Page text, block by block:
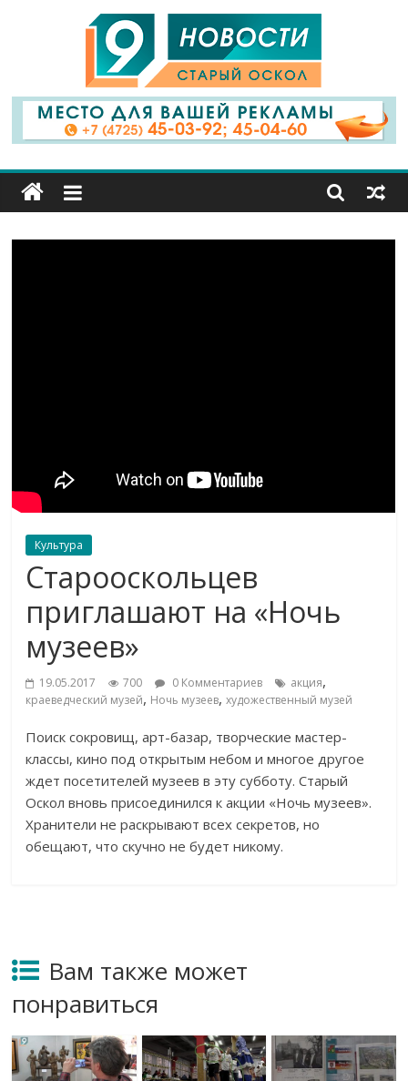
9
Канал
Старый
Культура
Старооскольцев
приглашают на «Ночь
музеев»
19.05.2017 700 0 Комментариев акция,
краеведческий музей, Ночь музеев,художественный музей
Поиск сокровищ, арт-базар, творческие мастер-
классы, кино под открытым небом и многое другое
ждет посетителей музеев в эту субботу. Старый
Оскол вновь присоединился к акции «Ночь музеев».
Хранители не раскрывают всех секретов, но
обещают, что скучно не будет никому.
Вам также может
понравиться